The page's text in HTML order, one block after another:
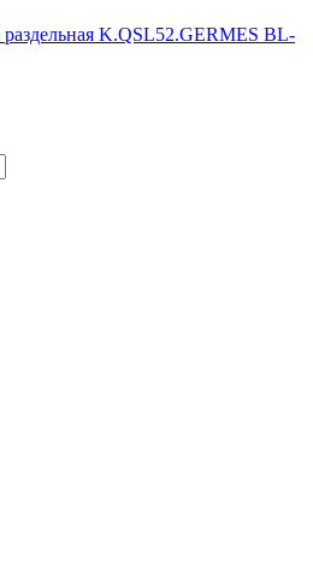
K.QSL52.GERMES BL-